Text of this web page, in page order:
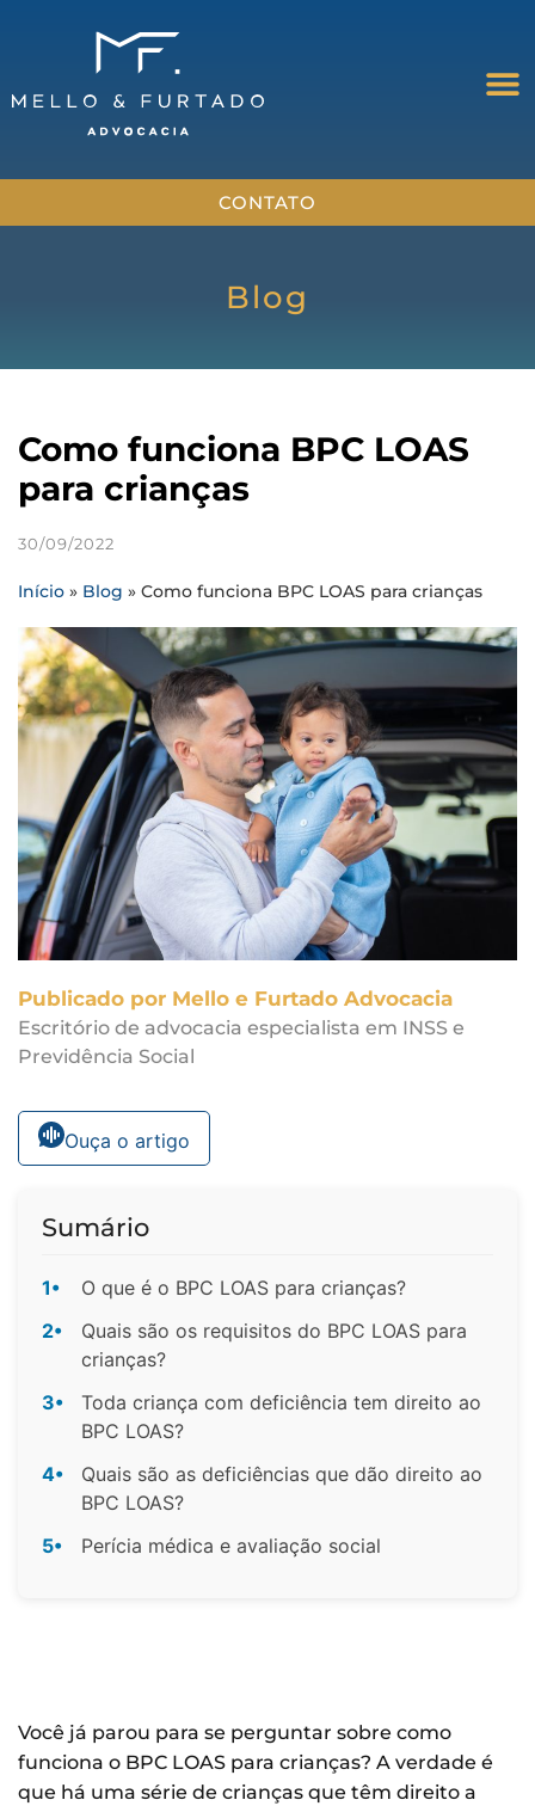
CONTATO
Blog
Como funciona BPC LOAS
para crianças
30/09/2022
Início » Blog » Como funciona BPC LOAS para crianças
Publicado por Mello e Furtado Advocacia
Escritório de advocacia especialista em INSS e
Previdência Social
Ouça o artigo
Sumário
1•
O que é o BPC LOAS para crianças?
2•
Quais são os requisitos do BPC LOAS para
crianças?
3•
Toda criança com deficiência tem direito ao
BPC LOAS?
4•
Quais são as deficiências que dão direito ao
BPC LOAS?
5•
Perícia médica e avaliação social
Você já parou para se perguntar sobre como
funciona o BPC LOAS para crianças? A verdade é
que há uma série de crianças que têm direito a